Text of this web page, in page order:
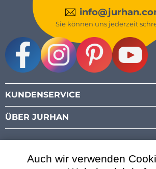
Sie können uns jederzeit
KUNDENSERVICE
ÜBER JURHAN
Auch wir verwenden